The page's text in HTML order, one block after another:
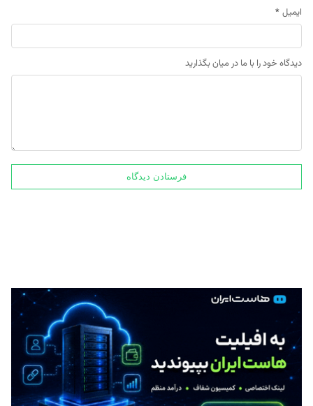
ایمیل *
دیدگاه خود را با ما در میان بگذارید